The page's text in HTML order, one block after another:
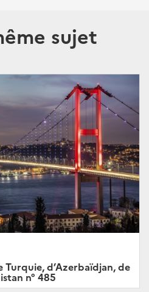
sujet
Turquie, d’Azerbaïdjan, de
n° 485